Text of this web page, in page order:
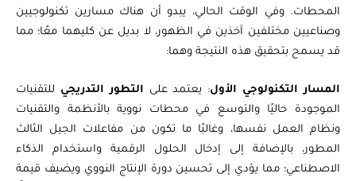
المحطات. وفي الوقت الحالي، يبدو أن هناك مسارين تكنولوجيين
وصناعيين مختلفين آخذين في الظهور، لا بديل عن كليهما معًا؛ مما
قد يسمح بتحقيق هذه النتيجة وهما:
المسار التكنولوجي الأول: يعتمد علىالتطور التدريجيللتقنيات
الموجودة حاليًا والتوسع في محطات نووية بالأنظمة والتقنيات
ونظام العمل نفسها، وغالبًا ما تكون من مفاعلات الجيل الثالث
المطور، بالإضافة إلى إدخال الحلول الرقمية واستخدام الذكاء
الاصطناعي؛ مما يؤدي إلى تحسين دورة الإنتاج النووي ويضيف قيمة